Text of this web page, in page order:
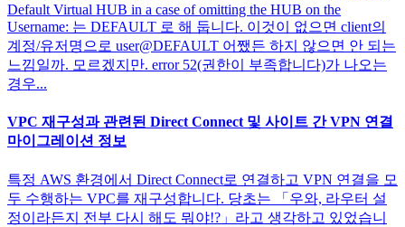
Default Virtual HUB in a case of omitting the HUB on the
Username: 는 DEFAULT 로 해 둡니다. 이것이 없으면 client의
계정/유저명으로 user@DEFAULT 어쨌든 하지 않으면 안 되는
느낌일까. 모르겠지만. error 52(권한이 부족합니다)가 나오는
경우...
VPC 재구성과 관련된 Direct Connect 및 사이트 간 VPN 연결
마이그레이션 정보
특정 AWS 환경에서 Direct Connect로 연결하고 VPN 연결을 모
두 수행하는 VPC를 재구성합니다. 당초는 「우와, 라우터 설
정이라든지 전부 다시 해도 뭐야!?」라고 생각하고 있었습니